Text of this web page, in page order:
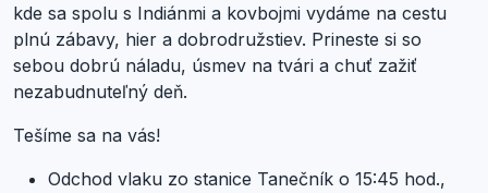
kde sa spolu s Indiánmi a kovbojmi vydáme na cestu
plnú zábavy, hier a dobrodružstiev. Prineste si so
sebou dobrú náladu, úsmev na tvári a chuť zažiť
nezabudnuteľný deň.
Tešíme sa na vás!
Odchod vlaku zo stanice Tanečník o 15:45 hod.,